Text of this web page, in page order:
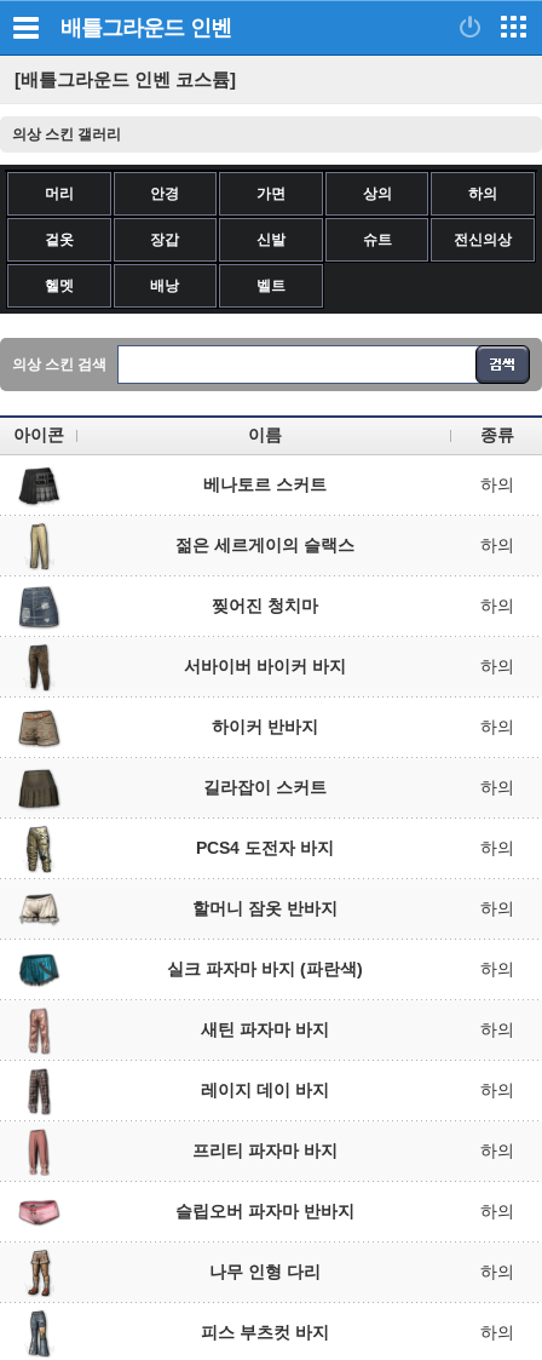
배틀그라운드 인벤
[배틀그라운드 인벤 코스튬]
의상 스킨 갤러리
머리 안경 가면 상의 하의
겉옷 장갑 신발 슈트 전신의상
헬멧 배낭 벨트
의상 스킨 검색
아이콘 이름 종류
베나토르 스커트 하의
젊은 세르게이의 슬랙스 하의
찢어진 청치마 하의
서바이버 바이커 바지 하의
하이커 반바지 하의
길라잡이 스커트 하의
PCS4 도전자 바지 하의
할머니 잠옷 반바지 하의
실크 파자마 바지 (파란색) 하의
새틴 파자마 바지 하의
레이지 데이 바지 하의
프리티 파자마 바지 하의
슬립오버 파자마 반바지 하의
나무 인형 다리 하의
피스 부츠컷 바지 하의